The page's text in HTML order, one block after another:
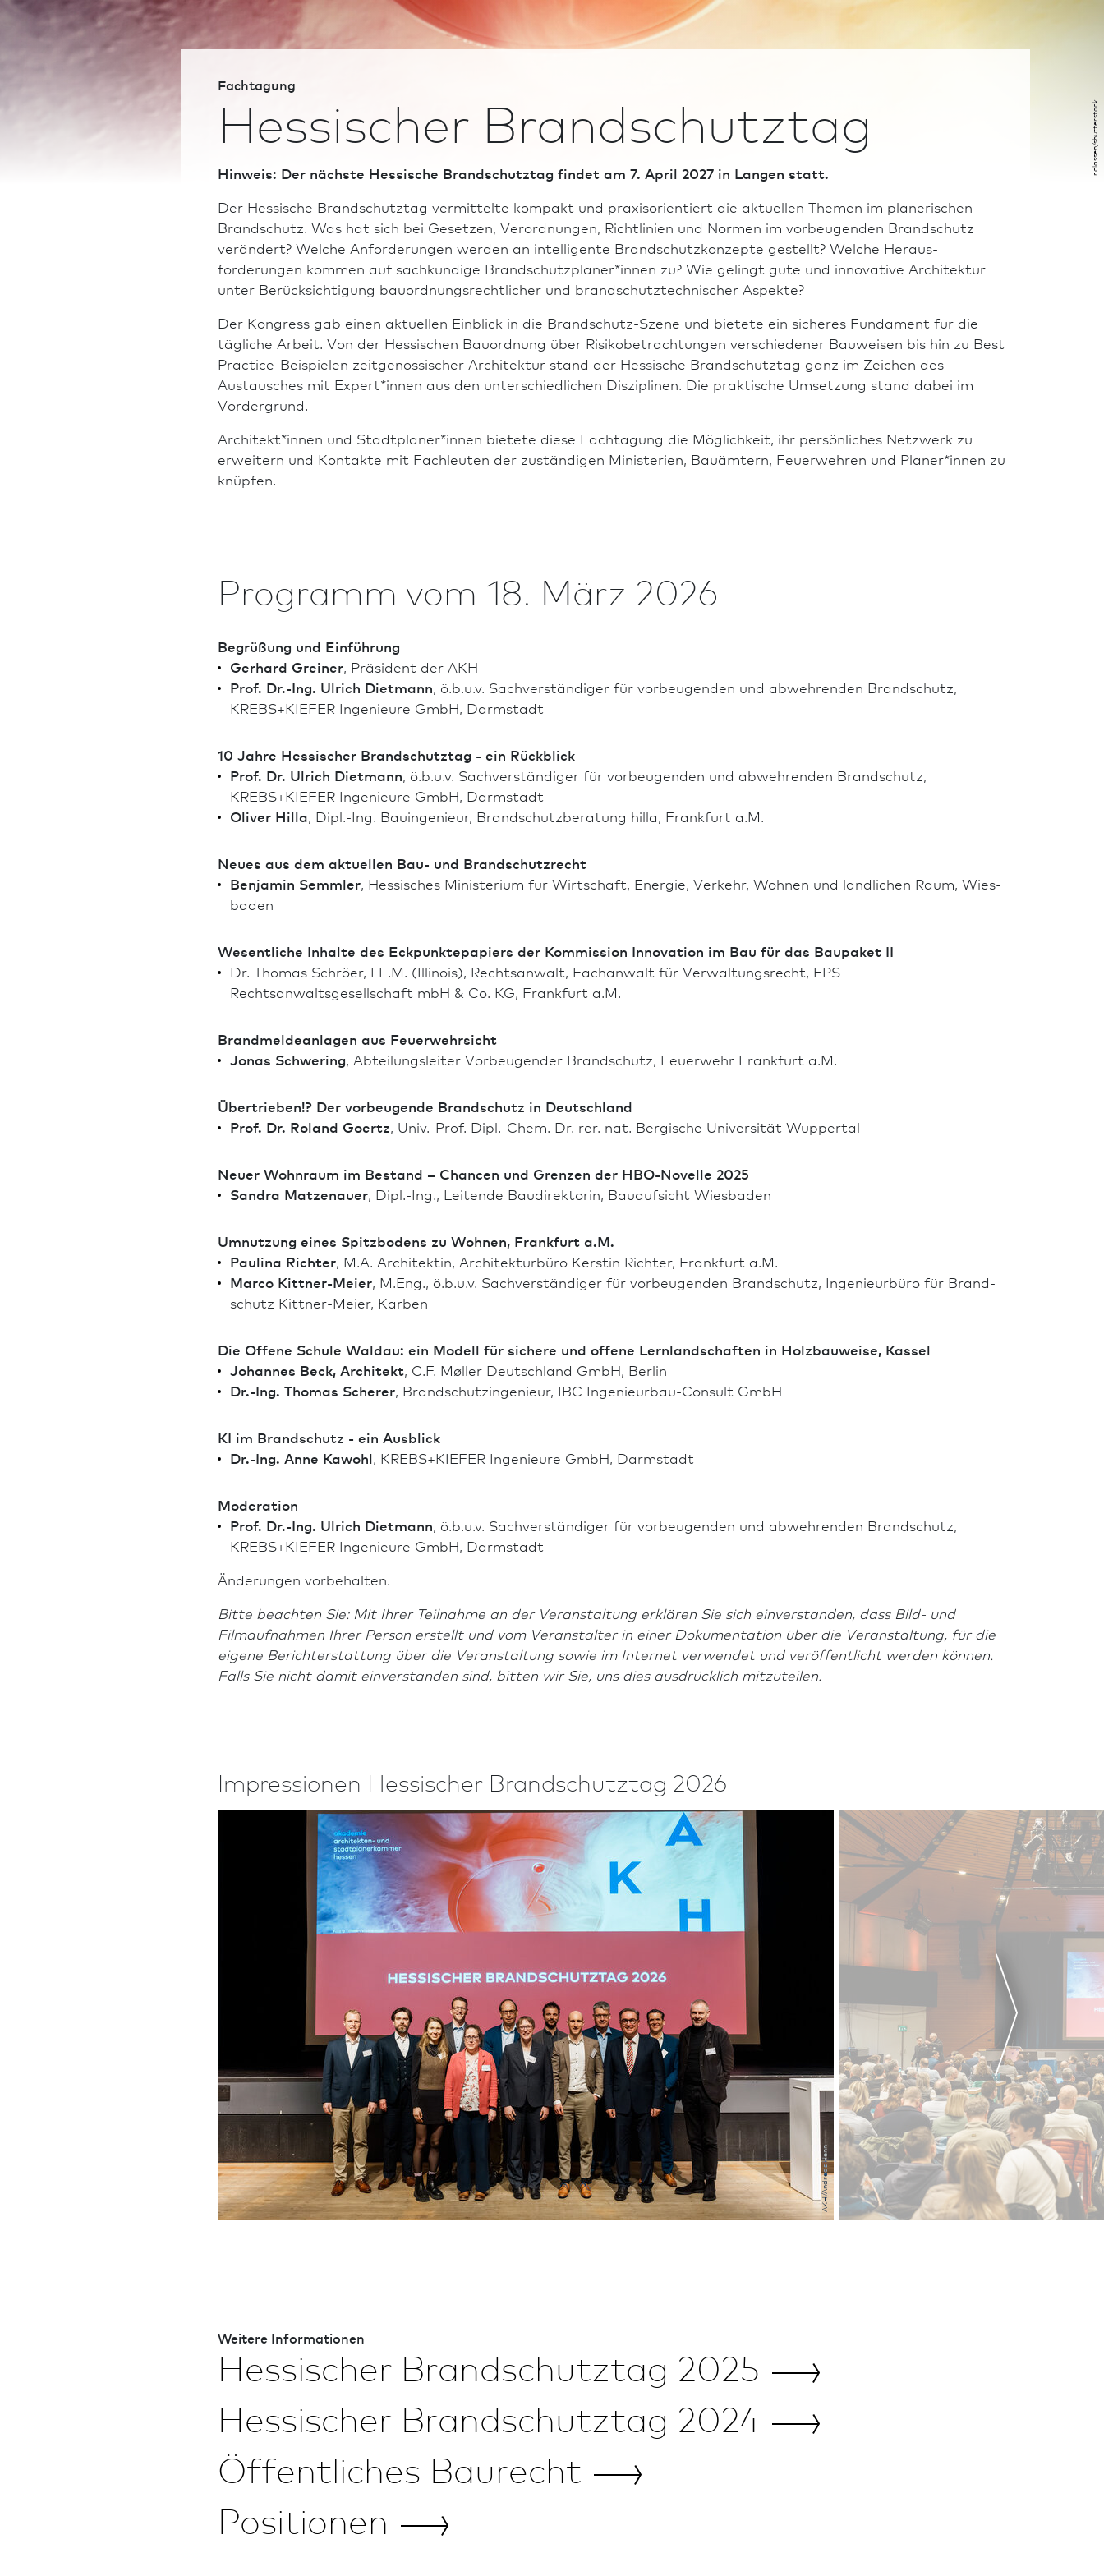
r.classen/shutterstock
Fachtagung
Hessischer Brand­schutztag
Hinweis: Der nächste Hessische Brand­schutztag findet am 7. April 2027 in Langen statt.
Der Hessische Brand­schutztag vermittelte kompakt und praxisorientiert die aktuellen Themen im planerischen
Brand­schutz. Was hat sich bei Gesetzen, Verordnungen, Richt­linien und Normen im vorbeugenden Brand­schutz
verändert? Welche Anforderungen werden an intelligente Brand­schutzkonzepte gestellt? Welche Heraus­
forderungen kommen auf sachkundige Brand­schutzplaner*innen zu? Wie gelingt gute und innovative Archi­tektur
unter Berücksichtigung bauordnungsrechtlicher und brand­schutz­technischer Aspekte?
Der Kongress gab einen aktuellen Einblick in die Brand­schutz-Szene und bietete ein sicheres Fundament für die
tägliche Arbeit. Von der Hessischen Bau­ordnung über Risikobetrachtungen verschiedener Bauweisen bis hin zu Best
Practice-Beispielen zeit­ge­nös­sischer Archi­tektur stand der Hessische Brand­schutztag ganz im Zeichen des
Austausches mit Expert*innen aus den unter­schiedlichen Disziplinen. Die praktische Umsetzung stand dabei im
Vordergrund.
Architekt*innen und Stadt­planer*innen bietete diese Fachtagung die Möglichkeit, ihr persönliches Netzwerk zu
erweitern und Kontakte mit Fachleuten der zuständigen Ministerien, Bauämtern, Feuerwehren und Planer*innen zu
knüpfen.
Programm vom 18. März 2026
Begrüßung und Einführung
Gerhard Greiner, Präsident der AKH
Prof. Dr.-Ing. Ulrich Dietmann, ö.b.u.v. Sachverständiger für vorbeugenden und abwehrenden Brand­schutz,
KREBS+KIEFER Ingenieure GmbH, Darm­stadt
10 Jahre Hessischer Brand­schutztag - ein Rückblick
Prof. Dr. Ulrich Dietmann, ö.b.u.v. Sachverständiger für vorbeugenden und abwehrenden Brand­schutz,
KREBS+KIEFER Ingenieure GmbH, Darm­stadt
Oliver Hilla, Dipl.-Ing. Bauingenieur, Brand­schutzberatung hilla, Frank­furt a.M.
Neues aus dem aktuellen Bau- und Brand­schutzrecht
Benjamin Semmler, Hessisches Ministerium für Wirtschaft, Energie, Verkehr, Wohnen und ländlichen Raum, Wies­
ba­den
Wesentliche Inhalte des Eckpunktepapiers der Kommission In­no­vation im Bau für das Baupaket II
Dr. Thomas Schröer, LL.M. (Illinois), Rechtsanwalt, Fachanwalt für Verwaltungsrecht, FPS
Rechtsanwaltsgesellschaft mbH & Co. KG, Frank­furt a.M.
Brandmeldeanlagen aus Feuerwehrsicht
Jonas Schwering, Abteilungsleiter Vorbeugender Brand­schutz, Feuerwehr Frank­furt a.M.
Übertrieben!? Der vorbeugende Brand­schutz in Deutsch­land
Prof. Dr. Roland Goertz, Univ.-Prof. Dipl.-Chem. Dr. rer. nat. Bergische Univer­sität Wuppertal
Neuer Wohnraum im Bestand – Chancen und Grenzen der HBO-Novelle 2025
Sandra Matzenauer, Dipl.-Ing., Leitende Baudirektorin, Bauaufsicht Wies­ba­den
Umnutzung eines Spitzbodens zu Wohnen, Frank­furt a.M.
Paulina Richter, M.A. Architekt­in, Archi­tekturbüro Kerstin Richter, Frank­furt a.M.
Marco Kittner-Meier, M.Eng., ö.b.u.v. Sachverständiger für vorbeugenden Brand­schutz, Ingenieurbüro für Brand­
schutz Kittner-Meier, Karben
Die Offene Schule Waldau: ein Modell für sichere und offene Lern­landschaften in Holz­bauweise, Kassel
Johannes Beck, Architekt, C.F. Møller Deutsch­land GmbH, Berlin
Dr.-Ing. Thomas Scherer, Brand­schutzingenieur, IBC Ingenieurbau-Consult GmbH
KI im Brand­schutz - ein Ausblick
Dr.-Ing. Anne Kawohl, KREBS+KIEFER Ingenieure GmbH, Darm­stadt
Moderation
Prof. Dr.-Ing. Ulrich Dietmann, ö.b.u.v. Sachverständiger für vorbeugenden und abwehrenden Brand­schutz,
KREBS+KIEFER Ingenieure GmbH, Darm­stadt
Änderungen vorbehalten.
Bitte beachten Sie: Mit Ihrer Teilnahme an der Veranstaltung erklären Sie sich einverstanden, dass Bild- und
Filmaufnahmen Ihrer Person erstellt und vom Veranstalter in einer Dokumentation über die Veranstaltung, für die
eigene Berichterstattung über die Veranstaltung sowie im Internet verwendet und veröffentlicht werden können.
Falls Sie nicht damit einverstanden sind, bitten wir Sie, uns dies ausdrücklich mitzuteilen.
Impressionen Hessischer Brand­schutztag 2026
AKH/Andreas Henn
Weitere In­for­ma­tio­nen
Hessischer Brand­schutztag 2025
Hessischer Brand­schutztag 2024
Öffentliches Baurecht
Positionen